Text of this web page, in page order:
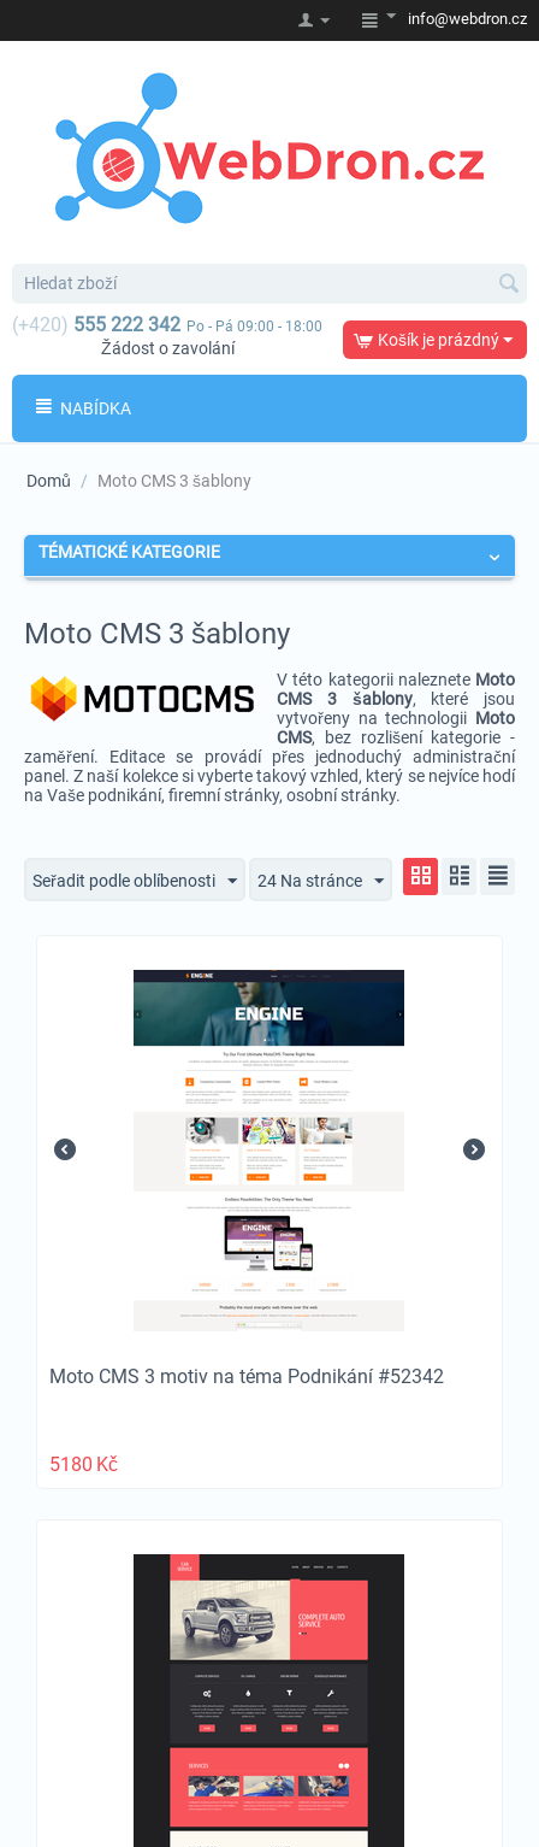
info@webdron.cz
(+420) 555 222 342 Po - Pá 09:00 - 18:00
Žádost o zavolání Košík je prázdný
NABÍDKA
Domů / Moto CMS 3 šablony
TÉMATICKÉ KATEGORIE
Moto CMS 3 šablony
V této kategorii naleznete Moto
CMS 3 šablony, které jsou
vytvořeny na technologii Moto
CMS, bez rozlišení kategorie -
zaměření. Editace se provádí přes jednoduchý administrační
panel. Z naší kolekce si vyberte takový vzhled, který se nejvíce hodí
na Vaše podnikání, firemní stránky, osobní stránky.
Seřadit podle oblíbenosti 24 Na stránce
Moto CMS 3 motiv na téma Podnikání #52342
5180 Kč